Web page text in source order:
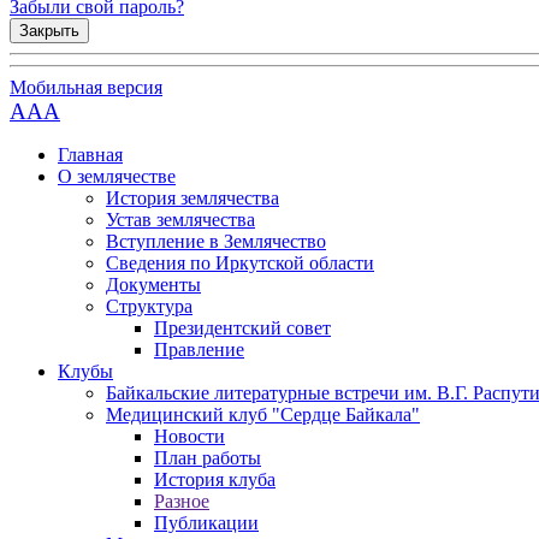
Забыли свой пароль?
Закрыть
Мобильная версия
AAA
Главная
О землячестве
История землячества
Устав землячества
Вступление в Землячество
Сведения по Иркутской области
Документы
Структура
Президентский совет
Правление
Клубы
Байкальские литературные встречи им. В.Г.
Медицинский клуб "Сердце Байкала"
Новости
План работы
История клуба
Разное
Публикации